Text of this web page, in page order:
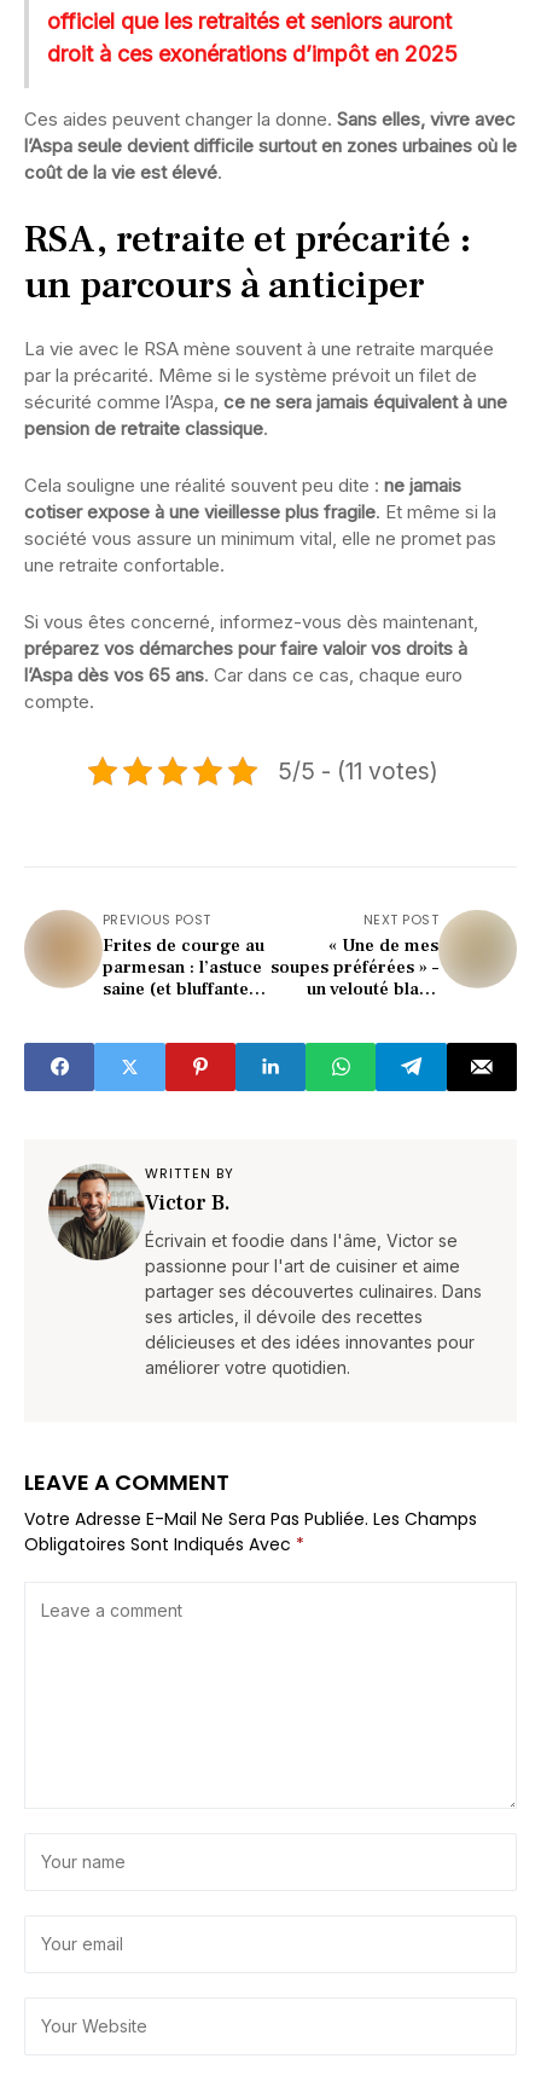
officiel que les retraités et seniors auront
droit à ces exonérations d’impôt en 2025
Ces aides peuvent changer la donne. Sans elles, vivre avec
l’Aspa seule devient difficile surtout en zones urbaines où le
coût de la vie est élevé.
RSA, retraite et précarité :
un parcours à anticiper
La vie avec le RSA mène souvent à une retraite marquée
par la précarité. Même si le système prévoit un filet de
sécurité comme l’Aspa, ce ne sera jamais équivalent à une
pension de retraite classique.
Cela souligne une réalité souvent peu dite : ne jamais
cotiser expose à une vieillesse plus fragile. Et même si la
société vous assure un minimum vital, elle ne promet pas
une retraite confortable.
Si vous êtes concerné, informez-vous dès maintenant,
préparez vos démarches pour faire valoir vos droits à
l’Aspa dès vos 65 ans. Car dans ce cas, chaque euro
compte.
5/5 - (11 votes)
PREVIOUS POST
Frites de courge au
parmesan : l’astuce
saine (et bluffante)
NEXT POST
« Une de mes
soupes préférées » –
un velouté blanc
la santé
WRITTEN BY
Victor B.
Écrivain et foodie dans l'âme, Victor se
passionne pour l'art de cuisiner et aime
partager ses découvertes culinaires. Dans
ses articles, il dévoile des recettes
délicieuses et des idées innovantes pour
améliorer votre quotidien.
LEAVE A COMMENT
Votre Adresse E-Mail Ne Sera Pas Publiée. Les Champs
Obligatoires Sont Indiqués Avec *